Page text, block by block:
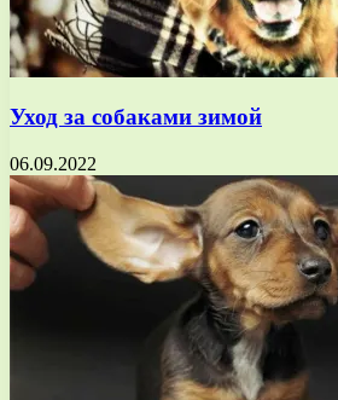
Уход за собаками зимой
06.09.2022